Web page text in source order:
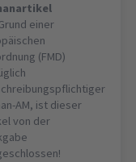
einer
(FMD)
AM, ist dieser
von der